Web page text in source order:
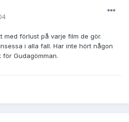
med förlust på varje film de gör.
i alla fall. Har inte hört någon
Gudagömman.